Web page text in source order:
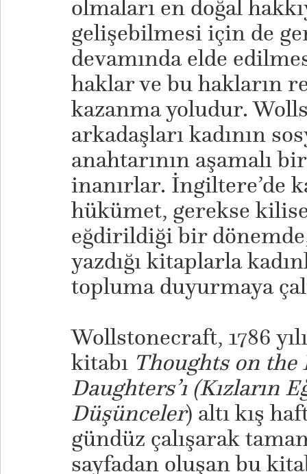
olmaları en doğal
gelişebilmesi için de
devamında elde
haklar ve bu hakların
kazanma yoludur.
arkadaşları kadının
anahtarının aşamalı
inanırlar. İngiltere’de
hükümet, gerekse
eğdirildiği bir
yazdığı kitaplarla
topluma duyurmaya
​Wollstonecraft, 1786
kitabı Thoughts on the
Daughters’ı (Kızların
Düşünceler) altı kış
gündüz çalışarak
sayfadan oluşan bu